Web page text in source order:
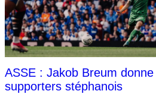
ASSE : Jakob Breum
supporters stéphanois